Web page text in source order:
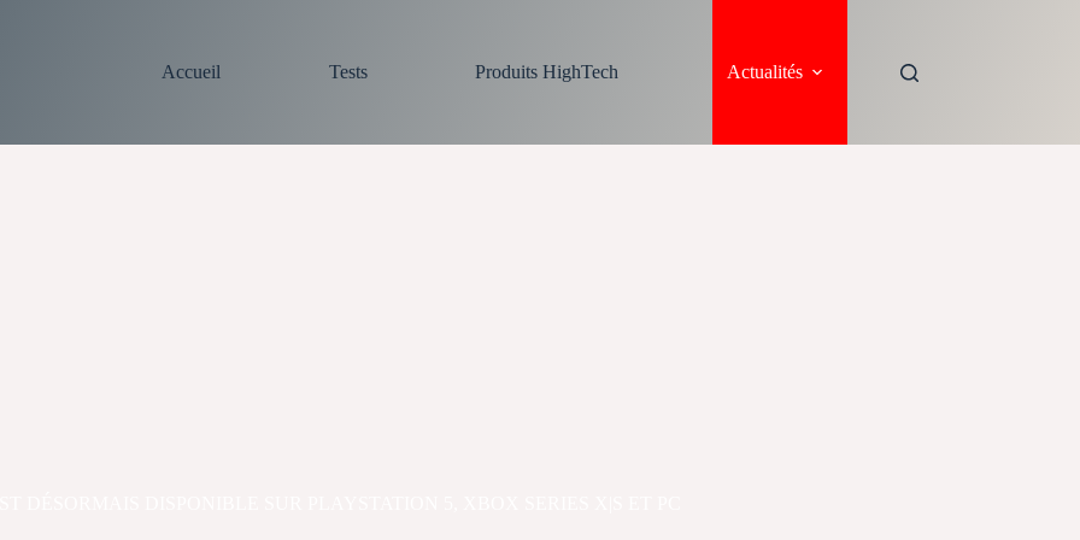
Accueil
Tests Produits HighTech Actualités